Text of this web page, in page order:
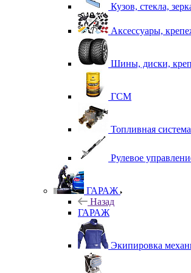
Кузов, стекла,
Аксессуары,
Шины, диски,
ГСМ
Топливная система
Рулевое
ГАРАЖ
Назад
ГАРАЖ
Экипировка